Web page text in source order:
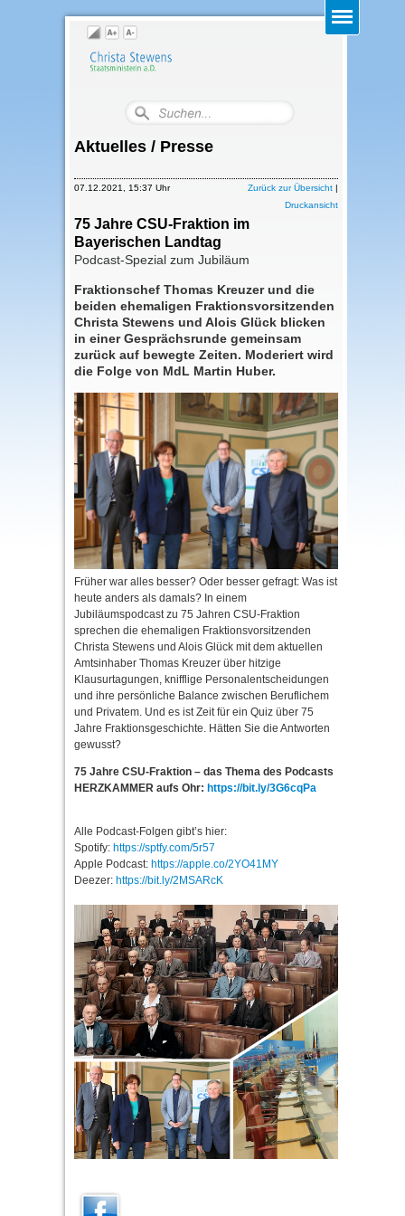
Aktuelles / Presse
07.12.2021, 15:37 Uhr Zurück zur Übersicht |
Druckansicht
75 Jahre CSU-Fraktion im
Bayerischen Landtag
Podcast-Spezial zum Jubiläum
Fraktionschef Thomas Kreuzer und die
beiden ehemaligen Fraktionsvorsitzenden
Christa Stewens und Alois Glück blicken
in einer Gesprächsrunde gemeinsam
zurück auf bewegte Zeiten. Moderiert wird
die Folge von MdL Martin Huber.
Früher war alles besser? Oder besser gefragt: Was ist
heute anders als damals? In einem
Jubiläumspodcast zu 75 Jahren CSU-Fraktion
sprechen die ehemaligen Fraktionsvorsitzenden
Christa Stewens und Alois Glück mit dem aktuellen
Amtsinhaber Thomas Kreuzer über hitzige
Klausurtagungen, knifflige Personalentscheidungen
und ihre persönliche Balance zwischen Beruflichem
und Privatem. Und es ist Zeit für ein Quiz über 75
Jahre Fraktionsgeschichte. Hätten Sie die Antworten
gewusst?
75 Jahre CSU-Fraktion – das Thema des Podcasts
HERZKAMMER aufs Ohr: https://bit.ly/3G6cqPa
Alle Podcast-Folgen gibt’s hier:
Spotify: https://sptfy.com/5r57
Apple Podcast: https://apple.co/2YO41MY
Deezer: https://bit.ly/2MSARcK